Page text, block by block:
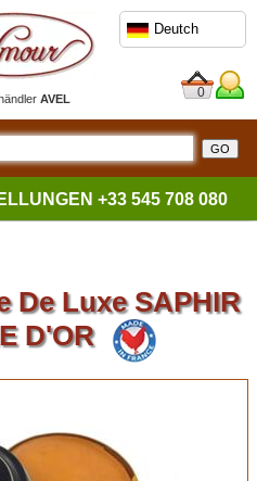
AVEL
Deutch
0
+33 545 708 080
De Luxe SAPHIR
D'OR